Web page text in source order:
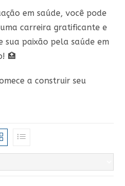
em saúde, você pode
carreira gratificante e
sua paixão pela saúde em
🏥
a construir seu